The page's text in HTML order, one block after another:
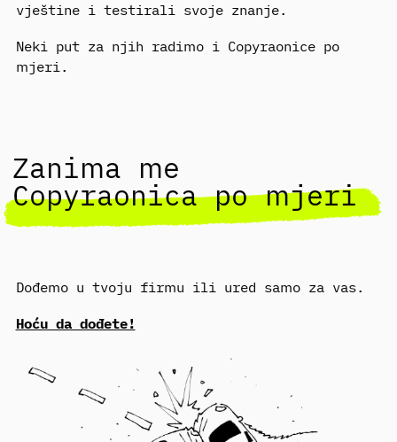
vještine i testirali svoje znanje.
Neki put za njih radimo i Copyraonice po
mjeri.
Zanima me
Copyraonica po mjeri
Dođemo u tvoju firmu ili ured samo za vas.
Hoću da dođete!